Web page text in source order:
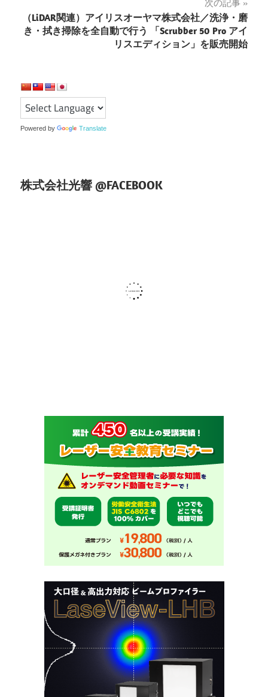
ビ
ゲ
シ
ョ
ン
（LiDAR関連）アイリスオーヤマ株式会社／洗浄・磨
き・拭き掃除を全自動で行う 「Scrubber 50 Pro アイ
リスエディション」を販売開始
Powered by Translate
株式会社光響 @FACEBOOK